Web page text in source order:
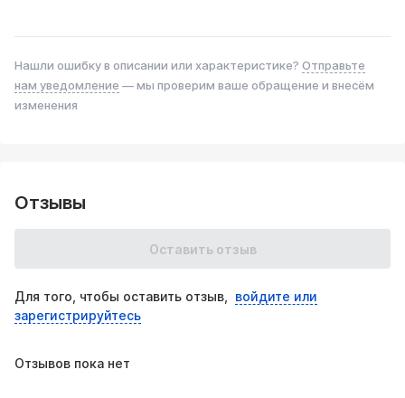
Нашли ошибку в описании или характеристике? Отправьте
нам уведомление — мы проверим ваше обращение и внесём
изменения
Отзывы
Оставить отзыв
Для того, чтобы оставить отзыв, войдите или
зарегистрируйтесь
Отзывов пока нет